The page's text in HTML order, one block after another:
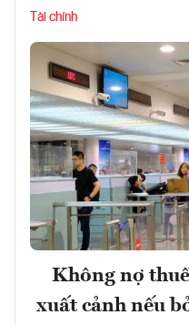
Tài chính
Không nợ
xuất cảnh nếu